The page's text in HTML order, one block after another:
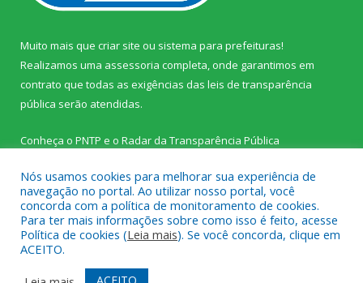
Muito mais que criar site ou sistema para prefeituras!
Realizamos uma assessoria completa, onde garantimos em
contrato que todas as exigências das leis de transparência
pública serão atendidas.
Conheça o PNTP e o Radar da Transparência Pública
Todos os direitos reservados a Prefeitura Municipal de Palestina
do Pará.
Mapa do Site Acessar Área Administrativa
Nós usamos cookies para melhorar sua experiência de
navegação no portal. Ao utilizar nosso portal, você
concorda com a política de monitoramento de cookies.
Para ter mais informações sobre como isso é feito, acesse
Política de cookies (Leia mais). Se você concorda, clique em
ACEITO.